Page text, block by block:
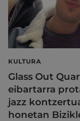
KULTURA
Glass Out
eibartarra
jazz
honetan